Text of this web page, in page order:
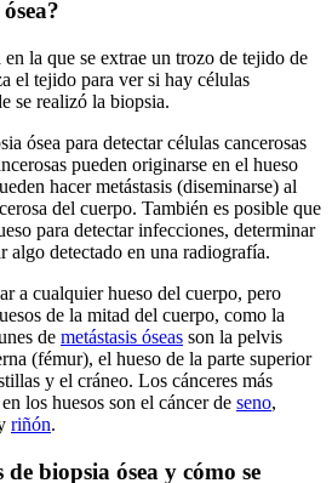
en la que se extrae un trozo de tejido de
el tejido para ver si hay células
se realizó la biopsia.
ósea para detectar células cancerosas
pueden originarse en el hueso
hacer metástasis (diseminarse) al
del cuerpo. También es posible que
para detectar infecciones, determinar
algo detectado en una radiografía.
a cualquier hueso del cuerpo, pero
de la mitad del cuerpo, como la
de metástasis óseas son la pelvis
(fémur), el hueso de la parte superior
y el cráneo. Los cánceres más
los huesos son el cáncer de seno,
riñón.
biopsia ósea y cómo se